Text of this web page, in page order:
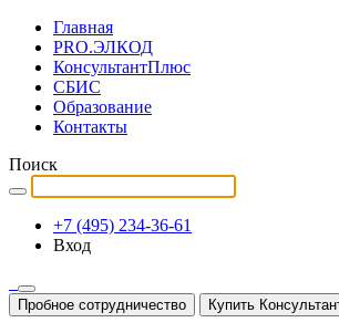
Главная
PRO.ЭЛКОД
КонсультантПлюс
СБИС
Образование
Контакты
Поиск
+7 (495) 234-36-61
Вход
Пробное сотрудничество Купить